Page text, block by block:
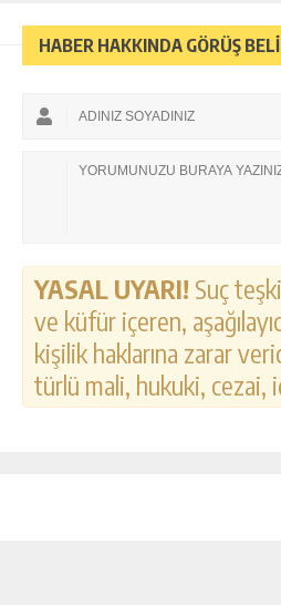
HABER HAKKINDA GÖRÜŞ
YASAL UYARI! Suç
ve küfür içeren,
kişilik haklarına zarar
türlü mali, hukuki, cezai,